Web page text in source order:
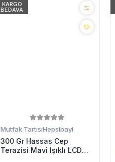
KARGO
BEDAVA
Mutfak TartısıHepsibayi
300 Gr Hassas Cep
Terazisi Mavi Işıklı LCD